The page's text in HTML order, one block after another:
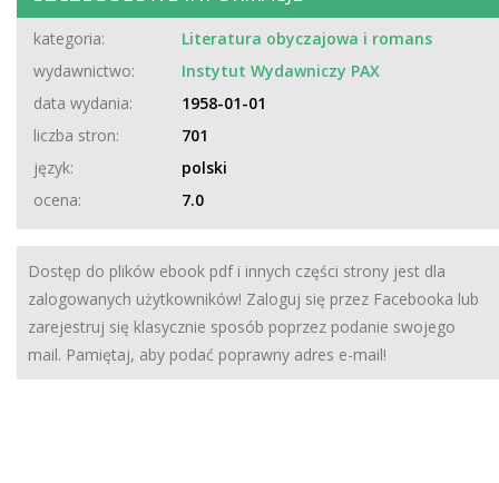
kategoria:
Literatura obyczajowa i romans
wydawnictwo:
Instytut Wydawniczy PAX
data wydania:
1958-01-01
liczba stron:
701
język:
polski
ocena:
7.0
Dostęp do plików ebook pdf i innych części strony jest dla
zalogowanych użytkowników! Zaloguj się przez Facebooka lub
zarejestruj się klasycznie sposób poprzez podanie swojego
mail. Pamiętaj, aby podać poprawny adres e-mail!